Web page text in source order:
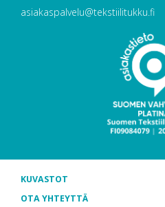
asiakaspalvelu@tekstiilitukku.fi
KUVASTOT
OTA YHTEYTTÄ